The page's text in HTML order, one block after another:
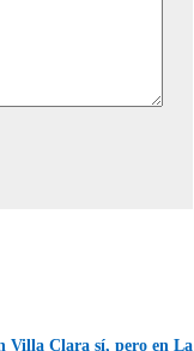
Villa Clara sí, pero en La